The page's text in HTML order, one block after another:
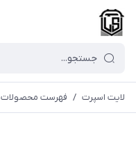
لایت اسپرت / فهرست محصولات